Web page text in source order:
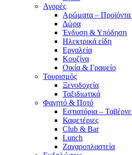
Αγορές
Αρώματα – Προϊόντα
Δώρα
Ένδυση & Υπόδηση
Ηλεκτρικά είδη
Εργαλεία
Κουζίνα
Οικία & Γραφείο
Τουρισμός
Ξενοδοχεία
Ταξιδιωτικά
Φαγητό & Ποτό
Εστιατόρια –
Καφετέριες
Club & Bar
Lunch
Ζαχαροπλαστεία